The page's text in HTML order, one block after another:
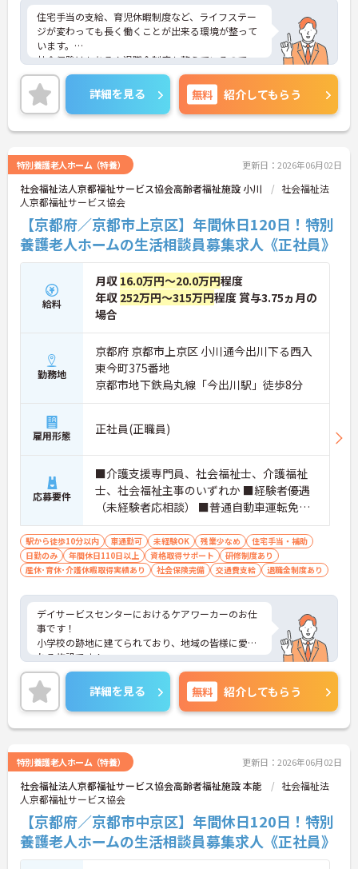
住宅手当の支給、育児休暇制度など、ライフステー
ジが変わっても長く働くことが出来る環境が整って
います。
社会保険はもちろん退職金制度も整えているので、
安心してお仕事を続けられますよ。
ご興味ある方には、面接対策ポイントなど、さらに
詳細をお話しいたしますのでお気軽にご相談くださ
い。
詳細を見る 無料 紹介してもらう
特別養護老人ホーム（特養） 更新日：2026年06月02日
社会福祉法人京都福祉サービス協会高齢者福祉施設 小川
社会福祉法
人京都福祉サービス協会
【京都府／京都市上京区】年間休日120日！特別
養護老人ホームの生活相談員募集求人《正社員》
給料
月収 16.0万円～20.0万円程度
年収 252万円～315万円程度 賞与3.75ヵ月の
場合
勤務地
京都府 京都市上京区 小川通今出川下る西入
東今町375番地
京都市地下鉄烏丸線「今出川駅」徒歩8分
雇用形態 正社員(正職員)
応募要件
■介護支援専門員、社会福祉士、介護福祉
士、社会福祉主事のいずれか ■経験者優遇
（未経験者応相談） ■普通自動車運転免許
（AT限定可）
駅から徒歩10分以内 車通勤可 未経験OK 残業少なめ
住宅手当・補助
日勤のみ
年間休日110日以上 資格取得サポート
研修制度あり
産休･育休･介護休暇取得実績あり
社会保険完備 交通費支給 退職金制度あり
デイサービスセンターにおけるケアワーカーのお仕
事です！
小学校の跡地に建てられており、地域の皆様に愛さ
れる施設です！
同法人の他施設との合同レクリエーションもあり、
利用者想いの施設です。
合同研修も沢山ございますので、スキルアップを目
指せる環境です。
制度が充実しており安定した環境で長期就業が可能
です。
ご興味ある方には、面接のポイントなど、さらに詳
細をお話致しますのでお気軽にご相談ください。
詳細を見る 無料 紹介してもらう
特別養護老人ホーム（特養） 更新日：2026年06月02日
社会福祉法人京都福祉サービス協会高齢者福祉施設 本能
社会福祉法
人京都福祉サービス協会
【京都府／京都市中京区】年間休日120日！特別
養護老人ホームの生活相談員募集求人《正社員》